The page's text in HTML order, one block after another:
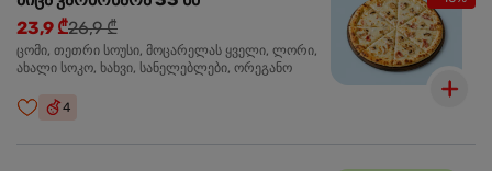
23,9 ₾26,9 ₾
ცომი, თეთრი სოუსი, მოცარელას ყველი, ლორი,
ახალი სოკო, ხახვი, სანელებლები, ორეგანო
4